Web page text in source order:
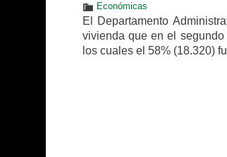
Económicas
El Departamento
vivienda que en el
los cuales el 58% (18.320)